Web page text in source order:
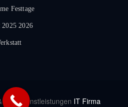
Festtage
2026
EDV Dienstleistungen IT Firma